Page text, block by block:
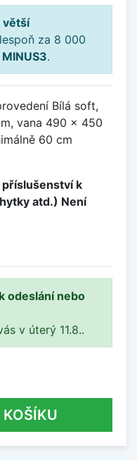
větší
za 8 000
MINUS3.
Bílá soft,
vana 490 x 450
60 cm
k
atd.) Není
odeslání nebo
v úterý 11.8..
KOŠÍKU